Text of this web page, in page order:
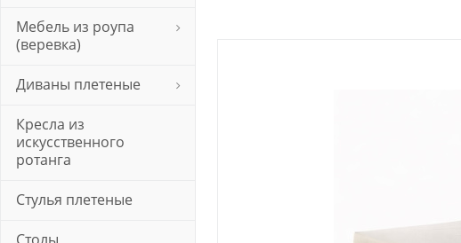
Мебель из роупа
(веревка)
Диваны плетеные
Кресла из
искусственного
ротанга
Стулья плетеные